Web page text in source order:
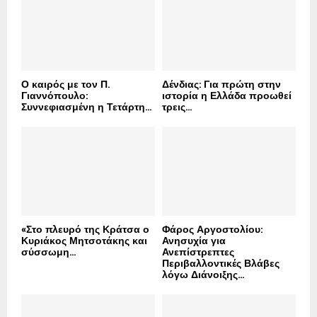
Ο καιρός με τον Π.
Γιαννόπουλο:
Συννεφιασμένη η Τετάρτη...
Δένδιας: Για πρώτη στην
ιστορία η Ελλάδα προωθεί
τρεις...
«Στο πλευρό της Κράτσα ο
Κυριάκος Μητσοτάκης και
σύσσωμη...
Φάρος Αργοστολίου:
Ανησυχία για
Ανεπίστρεπτες
Περιβαλλοντικές Βλάβες
λόγω Διάνοιξης...